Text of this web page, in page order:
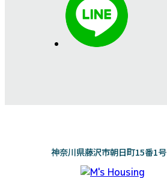
神奈川県藤沢市朝日町15番1号